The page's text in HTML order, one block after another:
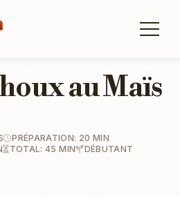
au Maïs
PRÉPARATION: 20 MIN
TOTAL: 45 MIN DÉBUTANT